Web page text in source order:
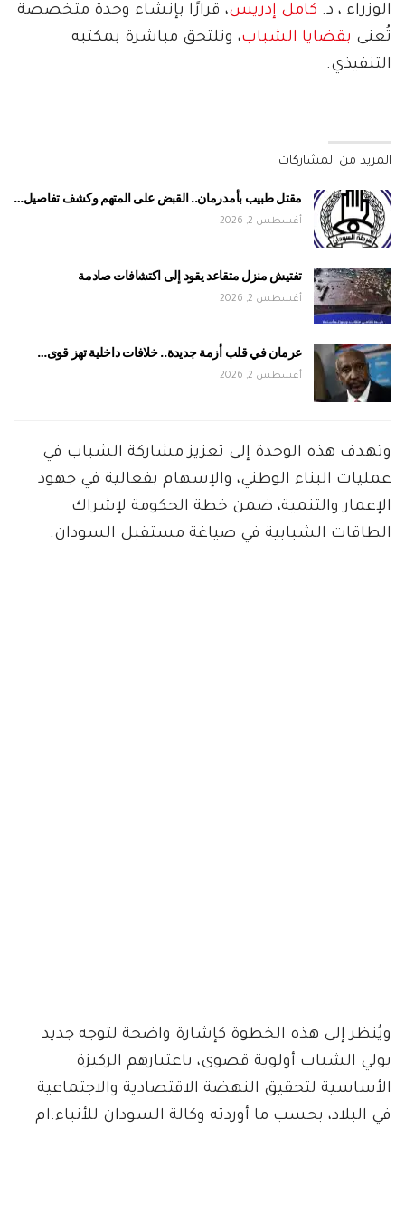
الوزراء ، د. كامل إدريس، قرارًا بإنشاء وحدة متخصصة
تُعنى بقضايا الشباب، وتلتحق مباشرة بمكتبه
التنفيذي.
المزيد من المشاركات
مقتل طبيب بأمدرمان.. القبض على المتهم وكشف تفاصيل…
أغسطس 2, 2026
تفتيش منزل متقاعد يقود إلى اكتشافات صادمة
أغسطس 2, 2026
عرمان في قلب أزمة جديدة.. خلافات داخلية تهز قوى…
أغسطس 2, 2026
وتهدف هذه الوحدة إلى تعزيز مشاركة الشباب في
عمليات البناء الوطني، والإسهام بفعالية في جهود
الإعمار والتنمية، ضمن خطة الحكومة لإشراك
الطاقات الشبابية في صياغة مستقبل السودان.
ويُنظر إلى هذه الخطوة كإشارة واضحة لتوجه جديد
يولي الشباب أولوية قصوى، باعتبارهم الركيزة
الأساسية لتحقيق النهضة الاقتصادية والاجتماعية
في البلاد، بحسب ما أوردته وكالة السودان للأنباء.ام